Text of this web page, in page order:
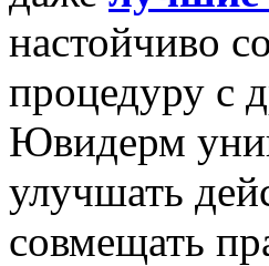
настойчиво
процедуру с
Ювидерм
улучшать
совмещать